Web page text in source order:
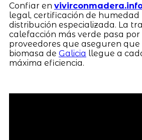
Confiar en
legal, certificación de humedad
distribución especializada. La
calefacción más verde pasa
proveedores que aseguren que
biomasa de Galicia llegue a
máxima eficiencia.